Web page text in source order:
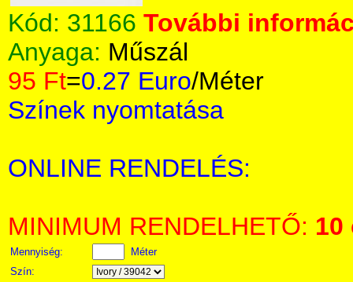
Kód: 31166 További
Anyaga: Műszál
95 Ft=0.27 Euro/Méter
Színek nyomtatása
ONLINE RENDELÉS:
MINIMUM RENDELHETŐ: 10
Mennyiség:
Méter
Szín: